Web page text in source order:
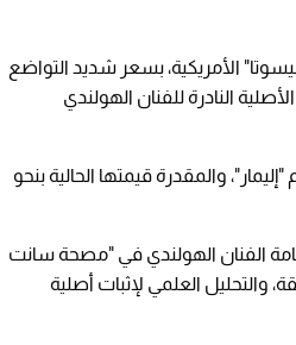
الأمريكية، بسعر شديد التواضع
الأعمال الأصلية النادرة للفنان الهولندي
والمقدرة قيمتها الحالية بنحو
بين عامي 1889 - 1890، وتحديدًا أثناء إقامة الفنان الهولندي في "مصحة سانت
والتحليل العلمي لإثبات أصلية